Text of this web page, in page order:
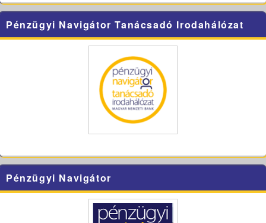
Pénzügyi Navigátor Tanácsadó Irodahálózat
Pénzügyi Navigátor